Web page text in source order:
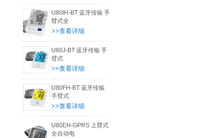
U80IH-BT 蓝牙传输 手
臂式全
>>查看详细
U80J-BT 蓝牙传输 手
臂式
>>查看详细
U80FH-BT 蓝牙传输
手臂式
>>查看详细
U80EH-GPRS 上臂式
全自动电